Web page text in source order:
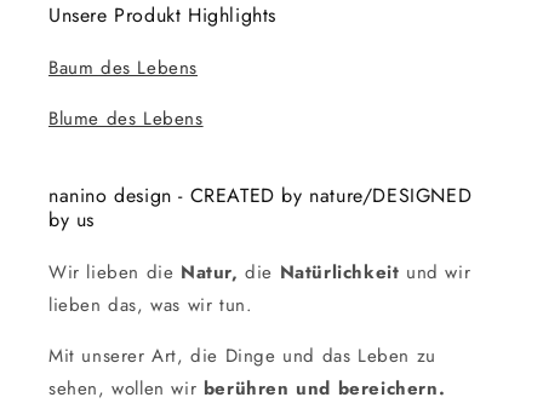
Unsere Produkt Highlights
Baum des Lebens
Blume des Lebens
nanino design - CREATED by nature/DESIGNED
by us
Wir lieben die Natur, die Natürlichkeit und wir
lieben das, was wir tun.
Mit unserer Art, die Dinge und das Leben zu
sehen, wollen wir berühren und bereichern.